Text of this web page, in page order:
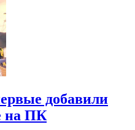
добавили
на ПК